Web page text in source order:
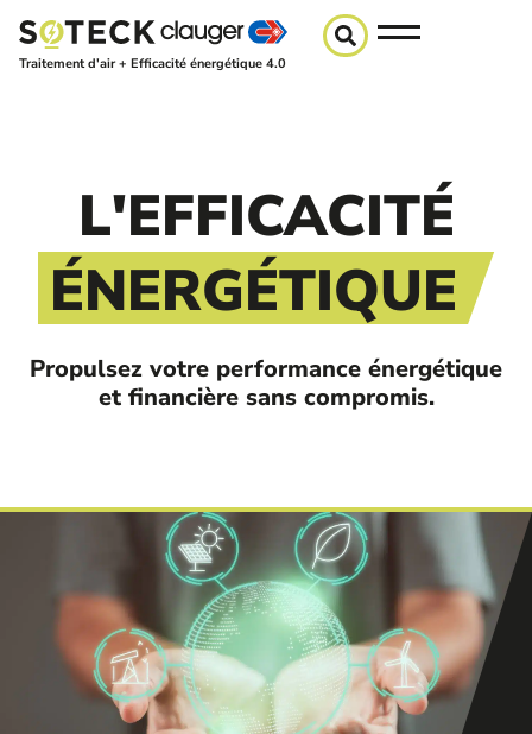
Traitement d'air + Efficacité énergétique 4.0
L'EFFICACITÉ
ÉNERGÉTIQUE
Propulsez votre performance énergétique
et financière sans compromis.